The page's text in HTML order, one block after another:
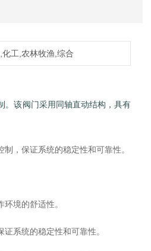
工,农林牧渔,综合
。该阀门采用同轴直动结构，具有
，保证系统的稳定性和可靠性。
境的舒适性。
系统的稳定性和可靠性。